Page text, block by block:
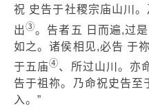
祝 史告于社稷宗庙山川
出③。告者五 日而遍,过
如之。诸侯相见,必告 于
于五庙④、所过山川。亦
告于祖祢。乃命祝史告至
入。”